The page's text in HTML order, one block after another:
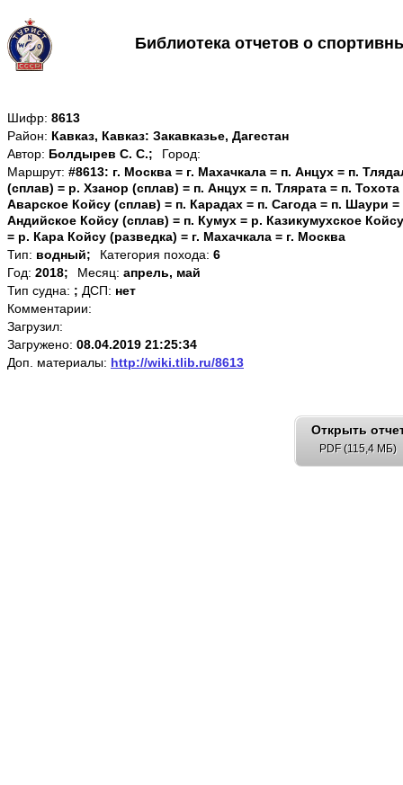
Библиотека отчетов о
Шифр: 8613
Район: Кавказ, Кавказ: Закавказье, Дагестан
Автор: Болдырев С. С.;
Город:
Маршрут: #8613: г. Москва = г. Махачкала = п. Анцух = п.
(сплав) = р. Хзанор (сплав) = п. Анцух = п. Тлярата = п.
Аварское Койсу (сплав) = п. Карадах = п. Сагода = п. Шаури
Андийское Койсу (сплав) = п. Кумух = р. Казикумухское
= р. Кара Койсу (разведка) = г. Махачкала = г. Москва
Тип: водный; Категория похода: 6
Год: 2018; Месяц: апрель, май
Тип судна: ; ДСП: нет
Комментарии:
Загрузил:
Загружено: 08.04.2019 21:25:34
Доп. материалы: http://wiki.tlib.ru/8613
Открыть
PDF (115,4 МБ)